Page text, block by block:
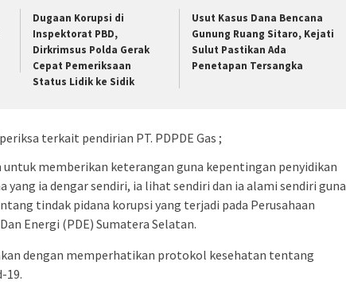
Dugaan Korupsi di
Inspektorat PBD,
Dirkrimsus Polda Gerak
Cepat Pemeriksaan
Status Lidik ke Sidik
Usut Kasus Dana Bencana
Gunung Ruang Sitaro, Kejati
Sulut Pastikan Ada
Penetapan Tersangka
terkait pendirian PT. PDPDE Gas ;
untuk memberikan keterangan guna kepentingan penyidikan
yang ia dengar sendiri, ia lihat sendiri dan ia alami sendiri guna
tindak pidana korupsi yang terjadi pada Perusahaan
Energi (PDE) Sumatera Selatan.
dengan memperhatikan protokol kesehatan tentang
19.